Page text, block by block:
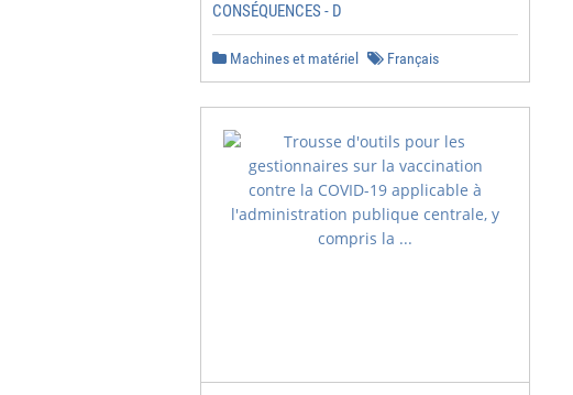
CONSÉQUENCES - D
Machines et matériel Français